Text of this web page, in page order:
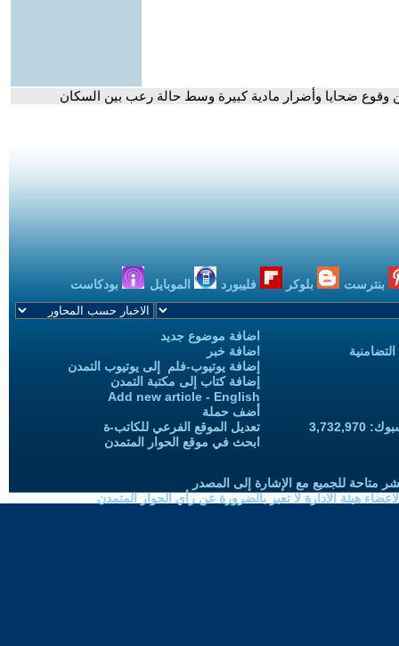
ضحايا وأضرار مادية كبيرة وسط حالة رعب بين السكان
بنترست بلوكر فليبورد الموبايل بودكاست
اضافة موضوع جديد
اضافة خبر
إضافة يوتيوب-فلم إلى يوتيوب التمدن
إضافة كتاب إلى مكتبة التمدن
Add new article - English
أضف حملة
تعديل الموقع الفرعي للكاتب-ة
ابحث في موقع الحوار المتمدن
متاحة للجميع مع الإشارة إلى المصدر
هيئة الادارة لا تعبر بالضرورة عن رأي الحوار المتمدن